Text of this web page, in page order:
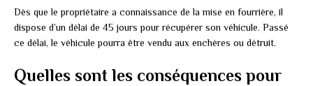
Dès que le propriétaire a connaissance de la mise en fourrière, il
dispose d’un délai de 45 jours pour récupérer son véhicule. Passé
ce délai, le véhicule pourra être vendu aux enchères ou détruit.
Quelles sont les conséquences pour